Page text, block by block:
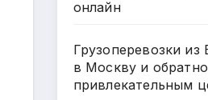
онлайн
Грузоперевозки из
в Москву и
привлекательным